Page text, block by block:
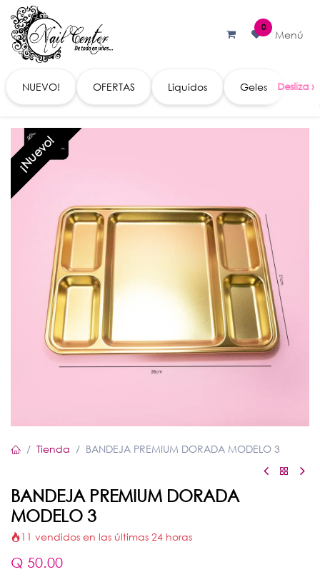
Ir al contenido
0
Menú
NUEVO! OFERTAS Liquidos Geles
¡Nuevo!
Tienda BANDEJA PREMIUM DORADA MODELO 3
BANDEJA PREMIUM DORADA
MODELO 3
11 vendidos en las últimas 24 horas
Q 50.00